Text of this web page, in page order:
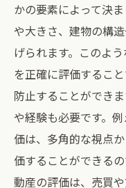
かの要素によって決
や大きさ、建物の構
げられます。このよ
を正確に評価するこ
防止することができ
や経験も必要です。
価は、多角的な視点
価することができる
動産の評価は、売買